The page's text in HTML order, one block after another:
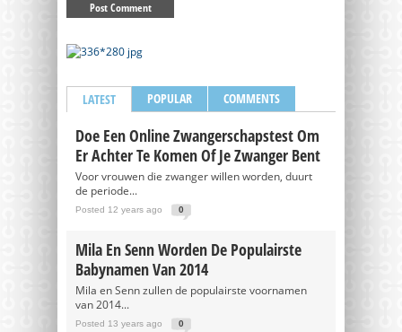
LATEST POPULAR COMMENTS
Doe Een Online Zwangerschapstest Om
Er Achter Te Komen Of Je Zwanger Bent
Voor vrouwen die zwanger willen worden, duurt
de periode...
Posted 12 years ago 0
Mila En Senn Worden De Populairste
Babynamen Van 2014
Mila en Senn zullen de populairste voornamen
van 2014...
Posted 13 years ago 0